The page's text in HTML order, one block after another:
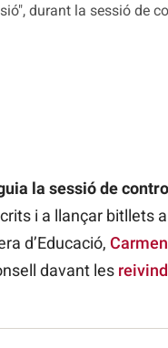
durant la sessió de
la sessió de
i a llançar bitllets
d’Educació,
davant les